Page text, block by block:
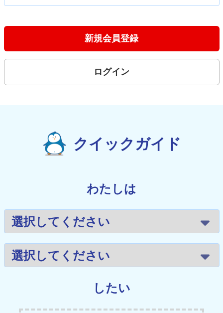
新規会員登録
ログイン
クイックガイド
わたしは
したい